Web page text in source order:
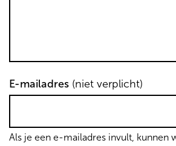
E-mailadres (niet verplicht)
Als je een e-mailadres invult, kunnen